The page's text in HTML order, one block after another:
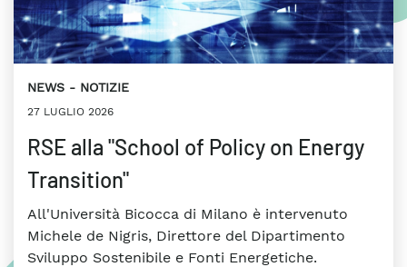
NEWS NOTIZIE
27 LUGLIO 2026
RSE alla "School of Policy on Energy
Transition"
All'Università Bicocca di Milano è intervenuto
Michele de Nigris, Direttore del Dipartimento
Sviluppo Sostenibile e Fonti Energetiche.